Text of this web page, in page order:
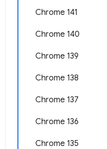
Chrome 141
Chrome 140
Chrome 139
Chrome 138
Chrome 137
Chrome 136
Chrome 135